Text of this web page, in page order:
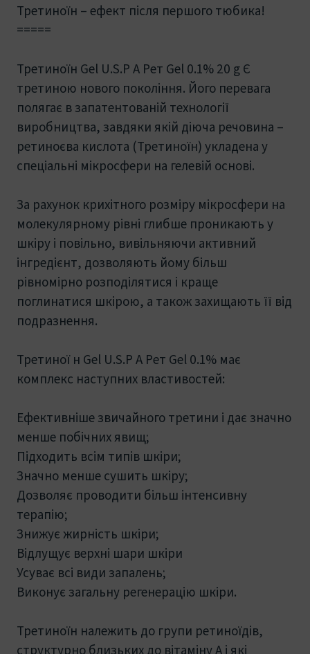
Третиноїн – ефект після першого тюбика!
=====
Третиноїн Gel U.S.P А Рет Gel 0.1% 20 g Є
третиною нового покоління. Його перевага
полягає в запатентованій технології
виробництва, завдяки якій діюча речовина –
ретиноєва кислота (Третиноїн) укладена у
спеціальні мікросфери на гелевій основі.
За рахунок крихітного розміру мікросфери на
молекулярному рівні глибше проникають у
шкіру і повільно, вивільняючи активний
інгредієнт, дозволяють йому більш
рівномірно розподілятися і краще
поглинатися шкірою, а також захищають її від
подразнення.
Третиної н Gel U.S.P А Рет Gel 0.1% має
комплекс наступних властивостей:
Ефективніше звичайного третини і дає значно
менше побічних явищ;
Підходить всім типів шкіри;
Значно менше сушить шкіру;
Дозволяє проводити більш інтенсивну
терапію;
Знижує жирність шкіри;
Відлущує верхні шари шкіри
Усуває всі види запалень;
Виконує загальну регенерацію шкіри.
Третиноїн належить до групи ретиноїдів,
структурно близьких до вітаміну А і які